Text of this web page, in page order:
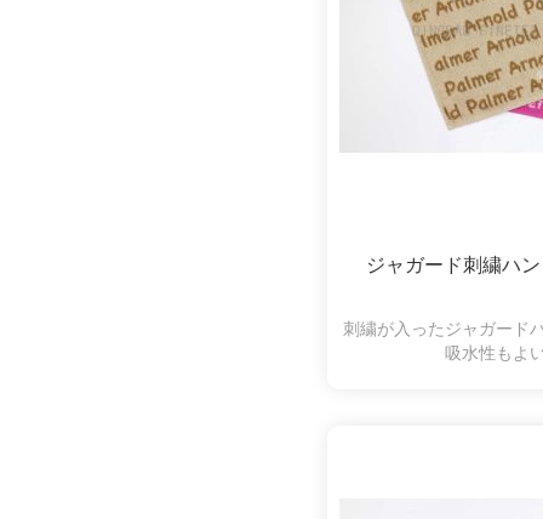
ジャガード刺繍ハ
刺繍が入ったジャガード
吸水性もよ